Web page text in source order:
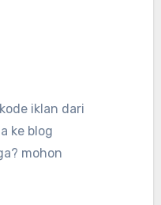
iklan dari
ke blog
mohon